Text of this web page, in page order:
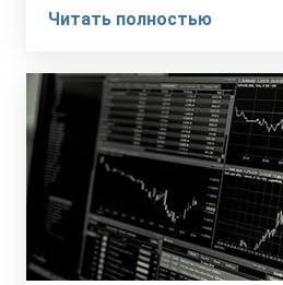
льгот и стипендий.
Читать полностью